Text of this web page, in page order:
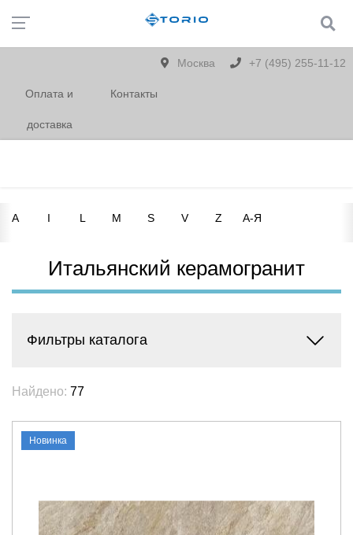
Москва +7 (495) 255-11-12
Оплата и
доставка
Контакты
A I L M S V Z А-Я
Итальянский керамогранит
Найдено: 77
Фильтры каталога
Новинка